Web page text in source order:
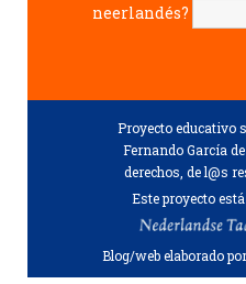
neerlandés?
Proyecto educativo
Fernando García
derechos, de l@s
Este proyecto
Blog/web elaborado